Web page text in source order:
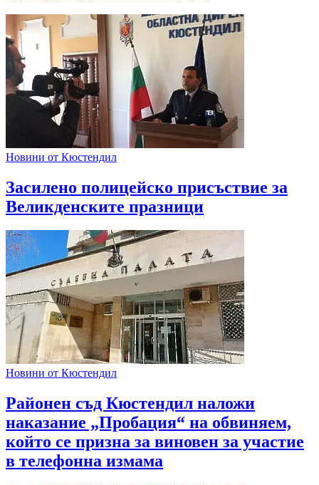
Новини от Кюстендил
Засилено полицейско присъствие за
Великденските празници
Новини от Кюстендил
Районен съд Кюстендил наложи
наказание „Пробация“ на обвиняем,
който се призна за виновен за участие
в телефонна измама